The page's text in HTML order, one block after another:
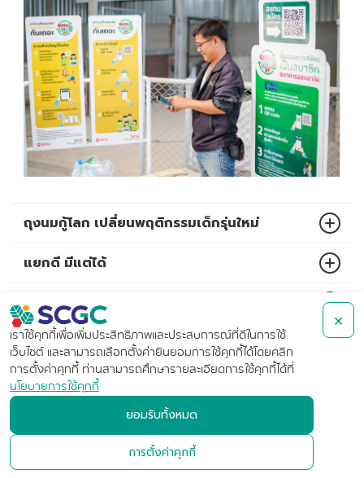
ถุงนมกู้โลก เปลี่ยนพฤติกรรมเด็กรุ่นใหม่
แยกดี มีแต่ได้
นวัตกรรมเมลามีนรีไซเคิล
บริษัท เอสซีจี เคมิคอลส์ จำกัด
(มหาชน)
เราใช้คุกกี้เพื่อเพิ่มประสิทธิภาพและประสบการณ์ที่ดีในการใช้
เว็บไซต์ และสามารถเลือกตั้งค่ายินยอมการใช้คุกกี้ได้โดยคลิก
การตั้งค่าคุกกี้ ท่านสามารถศึกษารายละเอียดการใช้คุกกี้ได้ที่
นโยบายการใช้คุกกี้
การตั้งค่าคุกกี้
ยอมรับทั้งหมด
×